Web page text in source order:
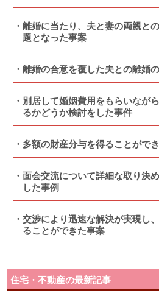
離婚に当たり、夫と妻の両親と
題となった事案
離婚の合意を覆した夫との離婚
別居して婚姻費用をもらいなが
るかどうか検討をした事件
多額の財産分与を得ることがで
面会交流について詳細な取り決
した事例
交渉により迅速な解決が実現し
ることができた事案
住宅・不動産の最新記事